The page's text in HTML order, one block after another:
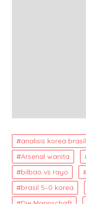
analisis korea brasil
Arsenal wanita
bilbao vs rayo
brasil 5–0 korea